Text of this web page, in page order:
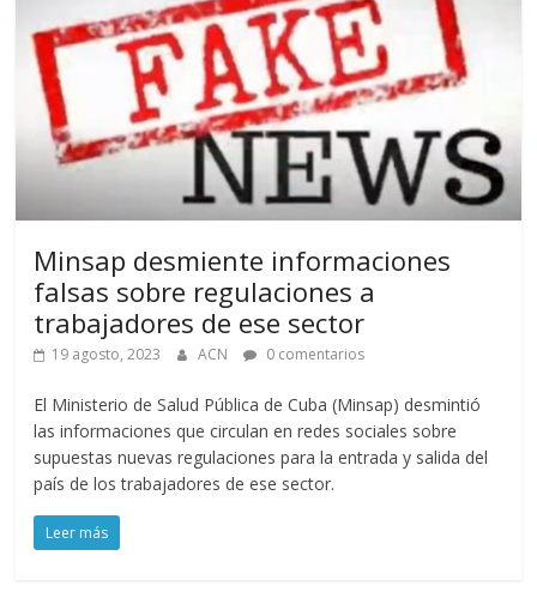
Minsap desmiente informaciones
falsas sobre regulaciones a
trabajadores de ese sector
19 agosto, 2023 ACN 0 comentarios
El Ministerio de Salud Pública de Cuba (Minsap) desmintió
las informaciones que circulan en redes sociales sobre
supuestas nuevas regulaciones para la entrada y salida del
país de los trabajadores de ese sector.
Leer más